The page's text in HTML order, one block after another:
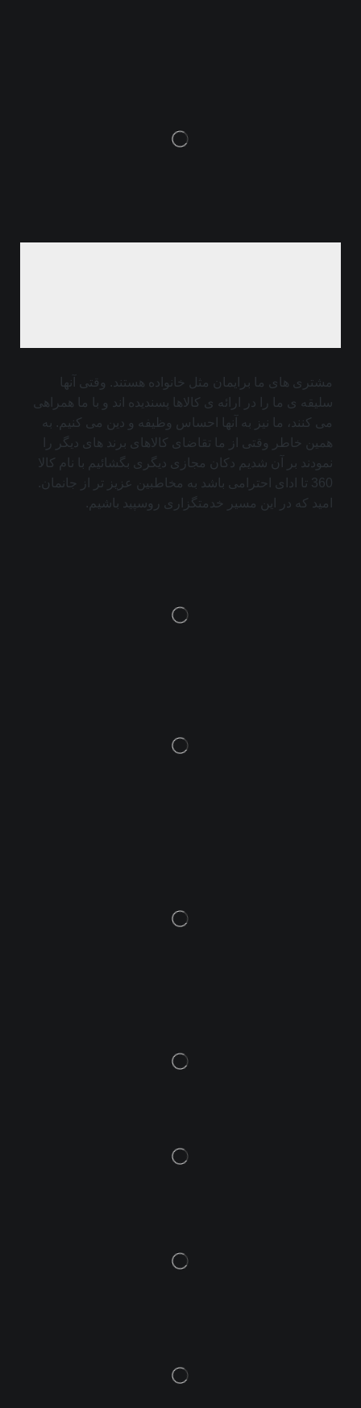
مشتری های ما برایمان مثل خانواده هستند. وقتی آنها
سلیقه ی ما را در ارائه ی کالاها پسندیده اند و با ما همراهی
می کنند، ما نیز به آنها احساس وظیفه و دین می کنیم. به
همین خاطر وقتی از ما تقاضای کالاهای برند های دیگر را
نمودند بر آن شدیم دکان مجازی دیگری بگشائیم با نام کالا
360 تا ادای احترامی باشد به مخاطبین عزیز تر از جانمان.
امید که در این مسیر خدمتگزاری روسپید باشیم.